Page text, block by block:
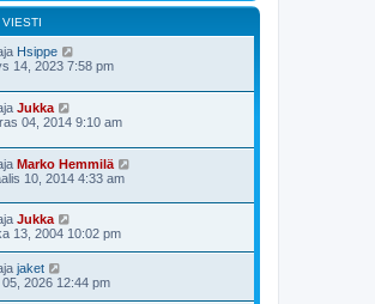
VIESTI
Hsippe
14, 2023 7:58 pm
Jukka
04, 2014 9:10 am
Marko Hemmilä
10, 2014 4:33 am
Jukka
13, 2004 10:02 pm
jaket
05, 2026 12:44 pm